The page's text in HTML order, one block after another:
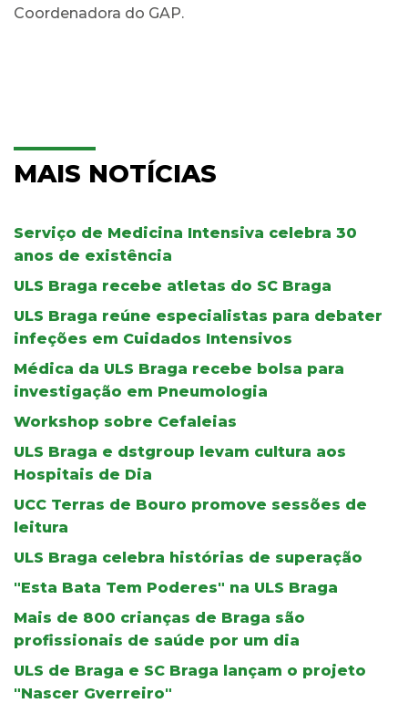
Coordenadora do GAP.
MAIS NOTÍCIAS
Serviço de Medicina Intensiva celebra 30
anos de existência
ULS Braga recebe atletas do SC Braga
ULS Braga reúne especialistas para debater
infeções em Cuidados Intensivos
Médica da ULS Braga recebe bolsa para
investigação em Pneumologia
Workshop sobre Cefaleias
ULS Braga e dstgroup levam cultura aos
Hospitais de Dia
UCC Terras de Bouro promove sessões de
leitura
ULS Braga celebra histórias de superação
"Esta Bata Tem Poderes" na ULS Braga
Mais de 800 crianças de Braga são
profissionais de saúde por um dia
ULS de Braga e SC Braga lançam o projeto
"Nascer Gverreiro"